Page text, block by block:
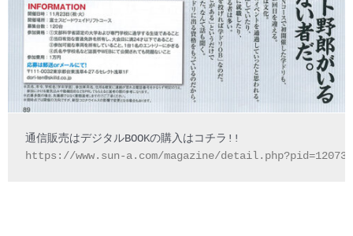
https://www.sun-a.com/magazine/detail.php?pid=12073